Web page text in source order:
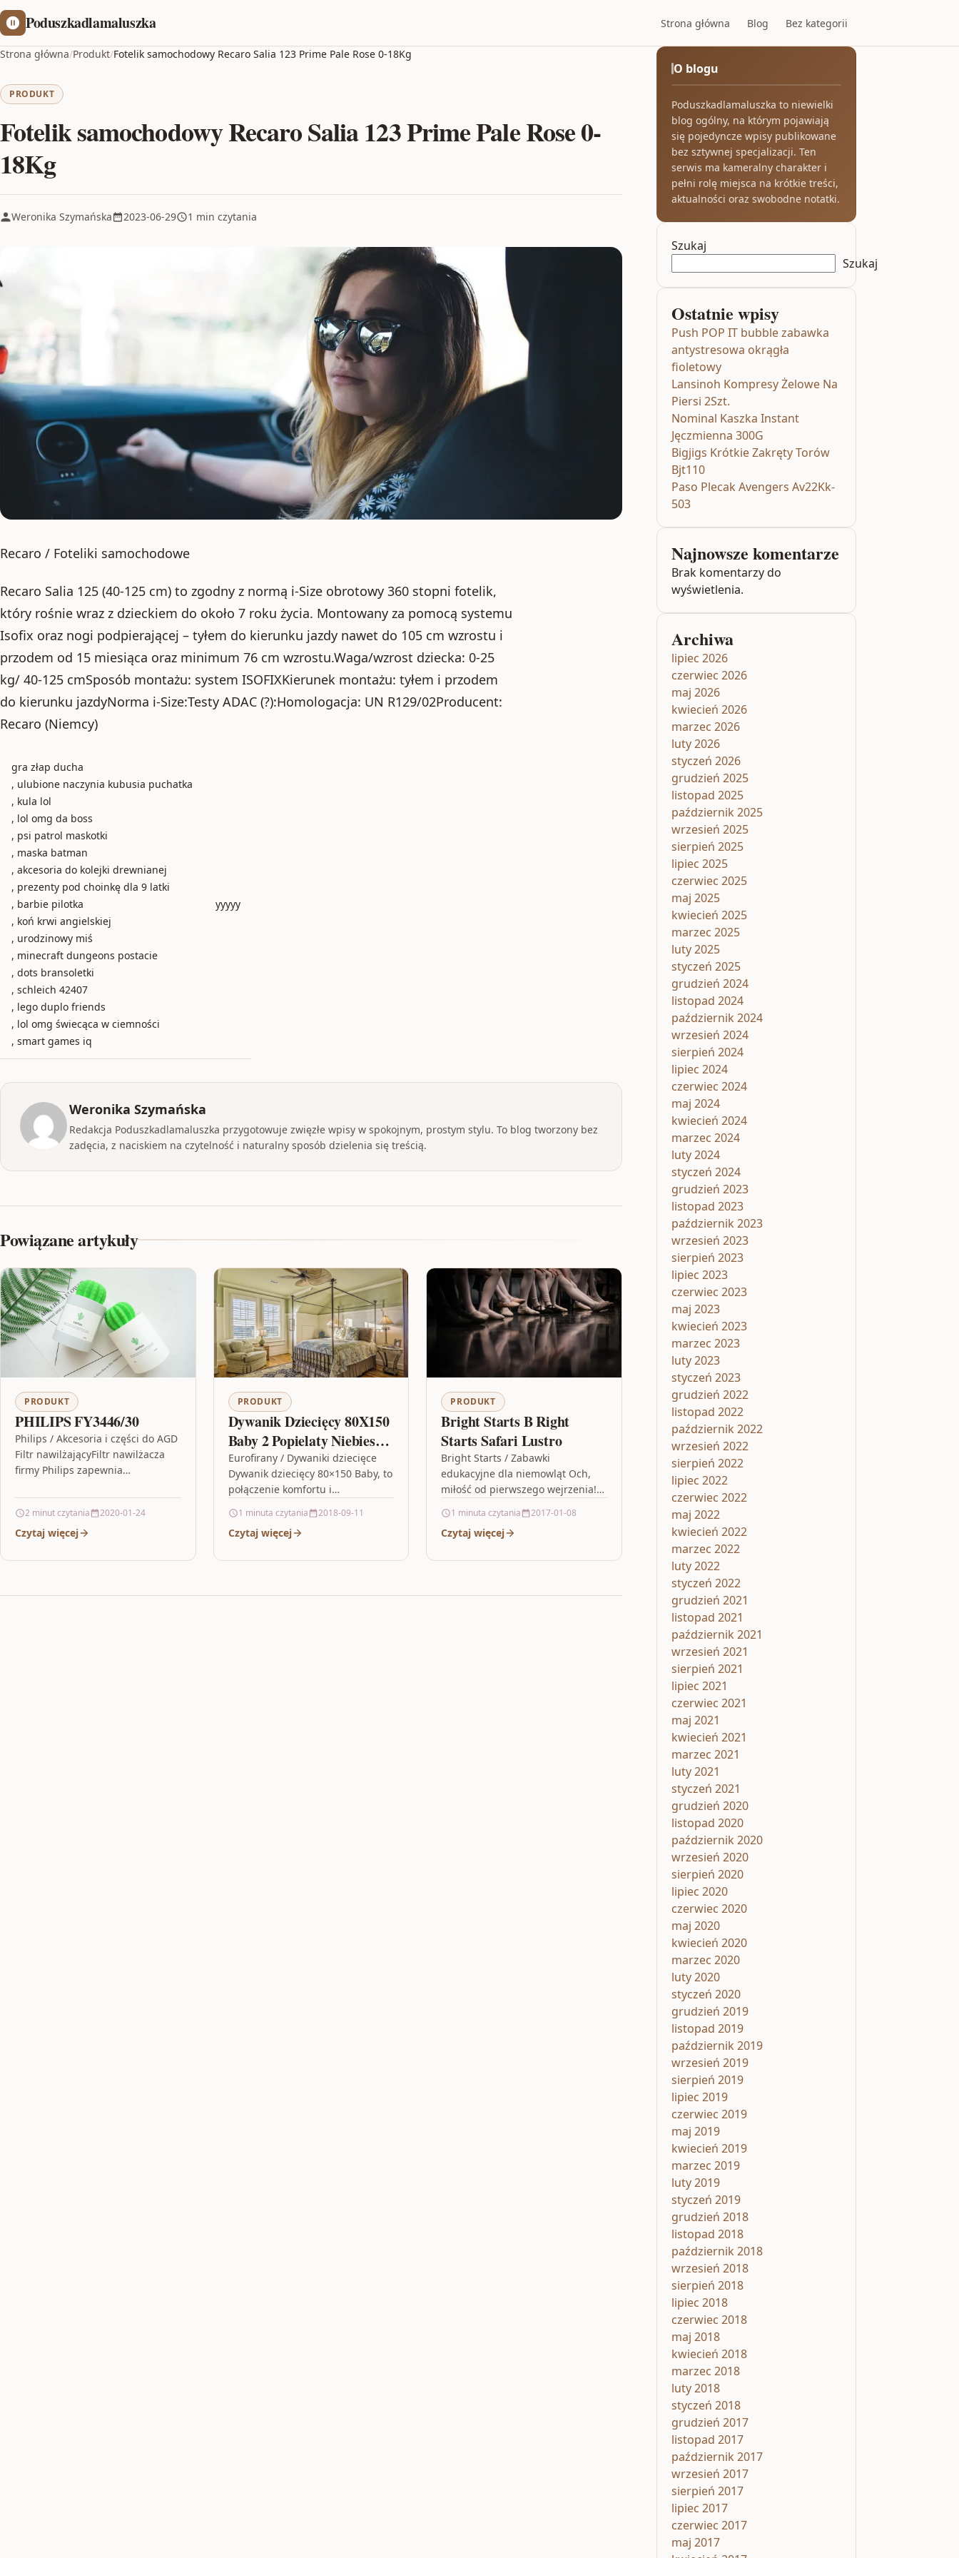
Poduszkadlamaluszka Strona główna Blog Bez kategorii
Strona główna/Produkt/Fotelik samochodowy Recaro Salia 123 Prime Pale Rose 0-18Kg
PRODUKT
Fotelik samochodowy Recaro Salia 123 Prime Pale Rose 0-
18Kg
Weronika Szymańska 2023-06-29 1 min czytania
Recaro / Foteliki samochodowe
Recaro Salia 125 (40-125 cm) to zgodny z normą i-Size obrotowy 360 stopni fotelik,
który rośnie wraz z dzieckiem do około 7 roku życia. Montowany za pomocą systemu
Isofix oraz nogi podpierającej – tyłem do kierunku jazdy nawet do 105 cm wzrostu i
przodem od 15 miesiąca oraz minimum 76 cm wzrostu.Waga/wzrost dziecka: 0-25
kg/ 40-125 cmSposób montażu: system ISOFIXKierunek montażu: tyłem i przodem
do kierunku jazdyNorma i-Size:Testy ADAC (?):Homologacja: UN R129/02Producent:
Recaro (Niemcy)
gra złap ducha
, ulubione naczynia kubusia puchatka
, kula lol
, lol omg da boss
, psi patrol maskotki
, maska batman
, akcesoria do kolejki drewnianej
, prezenty pod choinkę dla 9 latki
, barbie pilotka
, koń krwi angielskiej
, urodzinowy miś
, minecraft dungeons postacie
, dots bransoletki
, schleich 42407
, lego duplo friends
, lol omg świecąca w ciemności
, smart games iq
yyyyy
Weronika Szymańska
Redakcja Poduszkadlamaluszka przygotowuje zwięzłe wpisy w spokojnym, prostym stylu. To blog tworzony bez
zadęcia, z naciskiem na czytelność i naturalny sposób dzielenia się treścią.
Powiązane artykuły
PRODUKT
PHILIPS FY3446/30
Philips / Akcesoria i części do AGD
Filtr nawilżającyFiltr nawilżacza
firmy Philips zapewnia
odpowiednią efektywność
parowania. Żywotność filtra do 6…
2 minut czytania 2020-01-24
Czytaj więcej
PRODUKT
Dywanik Dziecięcy 80X150
Baby 2 Popielaty Niebieski
Gra W Klasy Eurofirany
Eurofirany / Dywaniki dziecięce
Dywanik dziecięcy 80×150 Baby, to
połączenie komfortu i
Nowoczesny dywan doskonale
sprawdzi się jako dekoracja w
1 minuta czytania 2018-09-11
Czytaj więcej
PRODUKT
Bright Starts B Right
Starts Safari Lustro
Bright Starts / Zabawki
edukacyjne dla niemowląt Och,
miłość od pierwszego wejrzenia!
dziecka? Oczywiście jego własne
odbicie! To duże bezpieczne…
1 minuta czytania 2017-01-08
Czytaj więcej
O blogu
Poduszkadlamaluszka to niewielki
blog ogólny, na którym pojawiają
się pojedyncze wpisy publikowane
bez sztywnej specjalizacji. Ten
serwis ma kameralny charakter i
pełni rolę miejsca na krótkie treści,
aktualności oraz swobodne notatki.
Szukaj
Szukaj
Ostatnie wpisy
Push POP IT bubble zabawka
antystresowa okrągła
fioletowy
Lansinoh Kompresy Żelowe Na
Piersi 2Szt.
Nominal Kaszka Instant
Jęczmienna 300G
Bigjigs Krótkie Zakręty Torów
Bjt110
Paso Plecak Avengers Av22Kk-
503
Najnowsze komentarze
Brak komentarzy do
wyświetlenia.
Archiwa
lipiec 2026
czerwiec 2026
maj 2026
kwiecień 2026
marzec 2026
luty 2026
styczeń 2026
grudzień 2025
listopad 2025
październik 2025
wrzesień 2025
sierpień 2025
lipiec 2025
czerwiec 2025
maj 2025
kwiecień 2025
marzec 2025
luty 2025
styczeń 2025
grudzień 2024
listopad 2024
październik 2024
wrzesień 2024
sierpień 2024
lipiec 2024
czerwiec 2024
maj 2024
kwiecień 2024
marzec 2024
luty 2024
styczeń 2024
grudzień 2023
listopad 2023
październik 2023
wrzesień 2023
sierpień 2023
lipiec 2023
czerwiec 2023
maj 2023
kwiecień 2023
marzec 2023
luty 2023
styczeń 2023
grudzień 2022
listopad 2022
październik 2022
wrzesień 2022
sierpień 2022
lipiec 2022
czerwiec 2022
maj 2022
kwiecień 2022
marzec 2022
luty 2022
styczeń 2022
grudzień 2021
listopad 2021
październik 2021
wrzesień 2021
sierpień 2021
lipiec 2021
czerwiec 2021
maj 2021
kwiecień 2021
marzec 2021
luty 2021
styczeń 2021
grudzień 2020
listopad 2020
październik 2020
wrzesień 2020
sierpień 2020
lipiec 2020
czerwiec 2020
maj 2020
kwiecień 2020
marzec 2020
luty 2020
styczeń 2020
grudzień 2019
listopad 2019
październik 2019
wrzesień 2019
sierpień 2019
lipiec 2019
czerwiec 2019
maj 2019
kwiecień 2019
marzec 2019
luty 2019
styczeń 2019
grudzień 2018
listopad 2018
październik 2018
wrzesień 2018
sierpień 2018
lipiec 2018
czerwiec 2018
maj 2018
kwiecień 2018
marzec 2018
luty 2018
styczeń 2018
grudzień 2017
listopad 2017
październik 2017
wrzesień 2017
sierpień 2017
lipiec 2017
czerwiec 2017
maj 2017